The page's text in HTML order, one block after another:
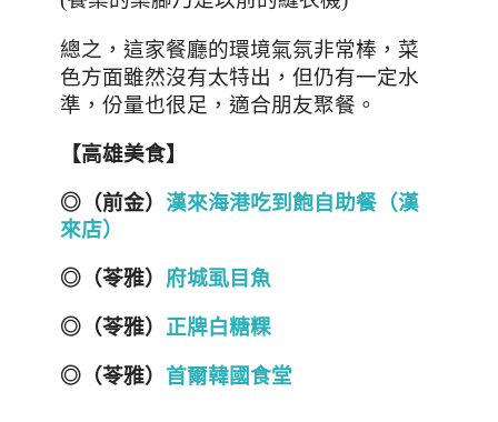
總之 ，這家餐廳的環境氣氛非常棒 ，菜
色方面雖然沒有太特出 ，但仍有一定水
準 ，份量也很足 ， 適合朋友聚餐。
【高雄美食】
◎（前金） 漢來海港吃到飽自助餐（漢
來店）
◎（苓雅） 府城虱目魚
◎（苓雅） 正牌白糖粿
◎（苓雅） 首爾韓國食堂